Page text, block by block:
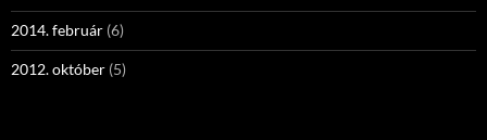
2014. február (6)
2012. október (5)